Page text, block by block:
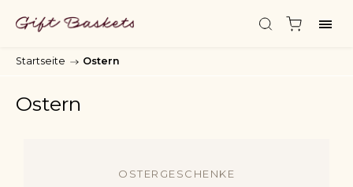
Startseite / Ostern
Ostern
OSTERGESCHENKE